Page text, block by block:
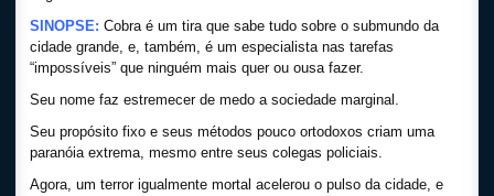
SINOPSE: Cobra é um tira que sabe tudo sobre o submundo da
cidade grande, e, também, é um especialista nas tarefas
“impossíveis” que ninguém mais quer ou ousa fazer.
Seu nome faz estremecer de medo a sociedade marginal.
Seu propósito fixo e seus métodos pouco ortodoxos criam uma
paranóia extrema, mesmo entre seus colegas policiais.
Agora, um terror igualmente mortal acelerou o pulso da cidade, e